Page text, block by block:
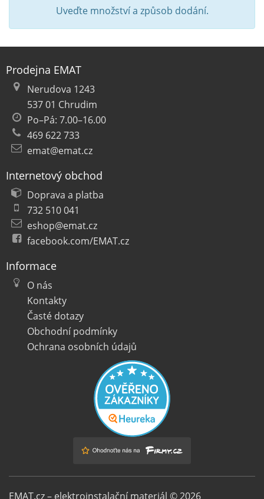
Uveďte množství a způsob dodání.
Prodejna EMAT
Nerudova 1243
537 01 Chrudim
Po–Pá: 7.00–16.00
469 622 733
emat@emat.cz
Internetový obchod
Doprava a platba
732 510 041
eshop@emat.cz
facebook.com/EMAT.cz
Informace
O nás
Kontakty
Časté dotazy
Obchodní podmínky
Ochrana osobních údajů
EMAT.cz – elektroinstalační materiál © 2026